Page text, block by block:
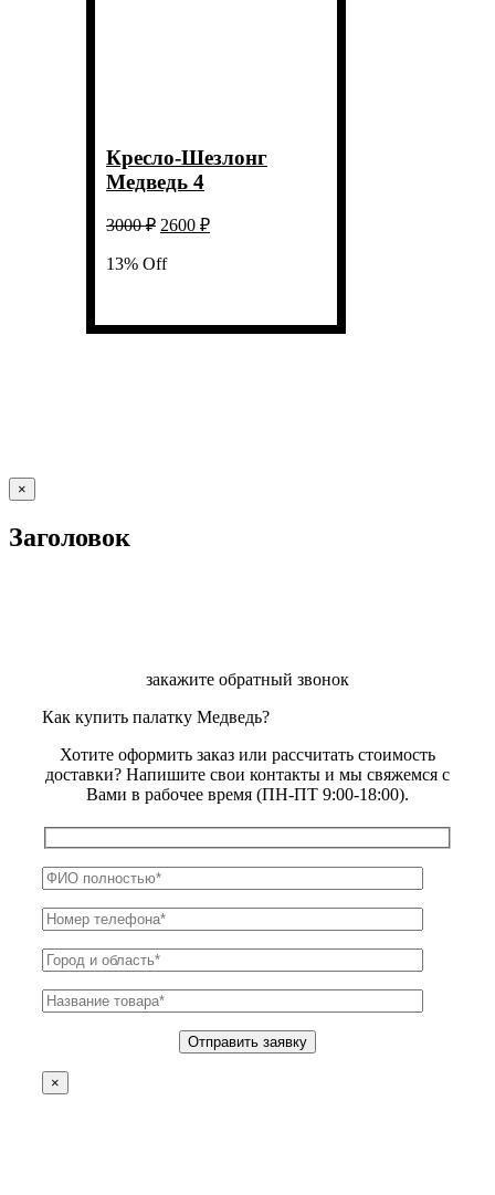
Кресло-Шезлонг
Медведь 4
3000₽ Первоначальная
составляла
2600 ₽Текущая
13% Off
Close
product
view
×
Заголовок
закажите обратный звонок
Как купить палатку Медведь?
Хотите оформить заказ или рассчитать стоимость
доставки? Напишите свои контакты и мы свяжемся с
Вами в рабочее время (ПН-ПТ 9:00-18:00).
×